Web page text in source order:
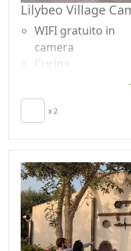
Lilybeo Village
WIFI gratuito in
camera
Cucina
Zona pranzo
all'aperto
x 2